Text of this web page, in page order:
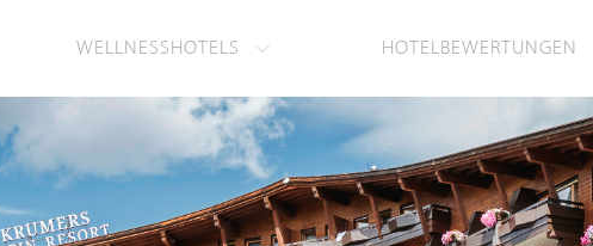
WELLNESSHOTELS HOTELBEWERTUNGEN